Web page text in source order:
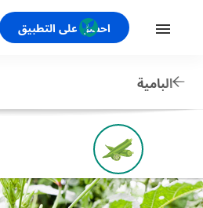
احصل على التطبيق
البامية